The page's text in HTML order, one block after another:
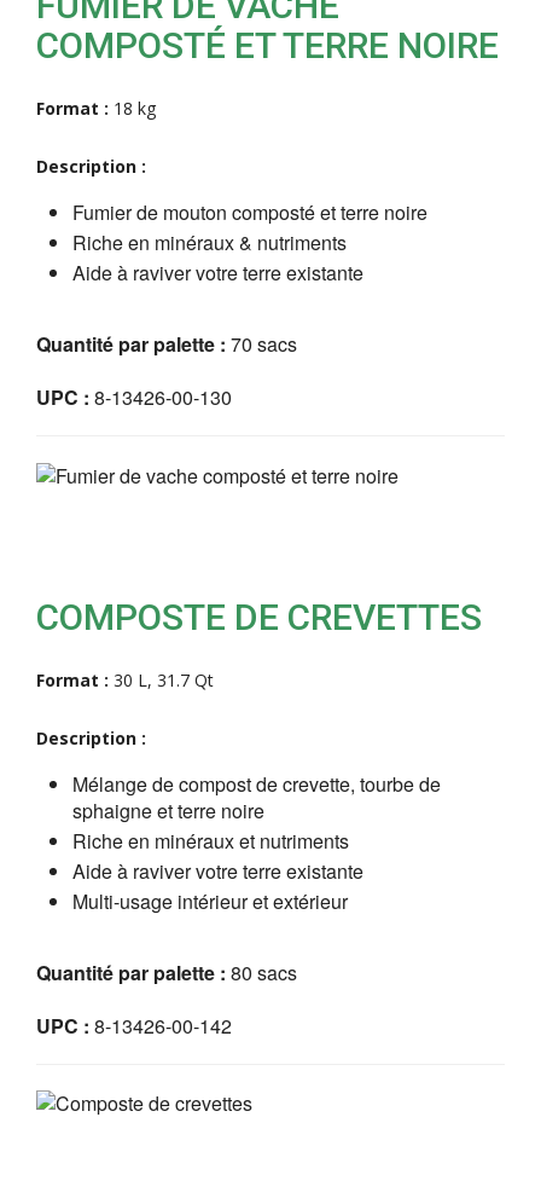
COMPOSTÉ ET TERRE NOIRE
Format : 18 kg
Description :
Fumier de mouton composté et terre noire
Riche en minéraux & nutriments
Aide à raviver votre terre existante
Quantité par palette : 70 sacs
UPC : 8-13426-00-130
COMPOSTE DE CREVETTES
Format : 30 L, 31.7 Qt
Description :
Mélange de compost de crevette, tourbe de
sphaigne et terre noire
Riche en minéraux et nutriments
Aide à raviver votre terre existante
Multi-usage intérieur et extérieur
Quantité par palette : 80 sacs
UPC : 8-13426-00-142